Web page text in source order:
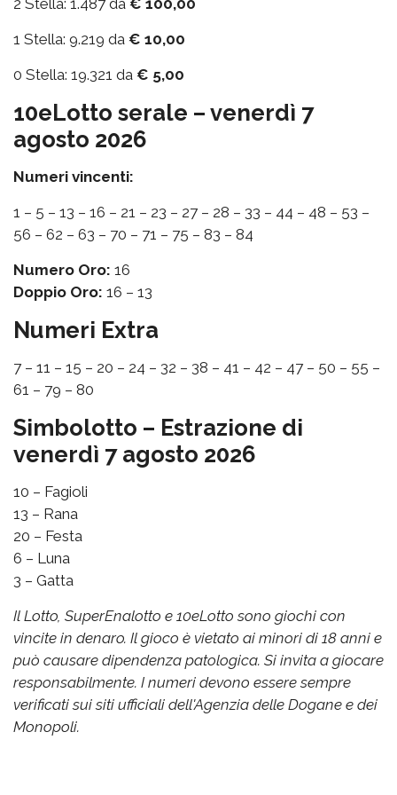
1 Stella: 9.219 da € 10,00
0 Stella: 19.321 da € 5,00
10eLotto serale – venerdì 7
agosto 2026
Numeri vincenti:
1 – 5 – 13 – 16 – 21 – 23 – 27 – 28 – 33 – 44 – 48 – 53 –
56 – 62 – 63 – 70 – 71 – 75 – 83 – 84
Numero Oro: 16
Doppio Oro: 16 – 13
Numeri Extra
7 – 11 – 15 – 20 – 24 – 32 – 38 – 41 – 42 – 47 – 50 – 55 –
61 – 79 – 80
Simbolotto – Estrazione di
venerdì 7 agosto 2026
10 – Fagioli
13 – Rana
20 – Festa
6 – Luna
3 – Gatta
Il Lotto, SuperEnalotto e 10eLotto sono giochi con
vincite in denaro. Il gioco è vietato ai minori di 18 anni e
può causare dipendenza patologica. Si invita a giocare
responsabilmente. I numeri devono essere sempre
verificati sui siti ufficiali dell'Agenzia delle Dogane e dei
Monopoli.